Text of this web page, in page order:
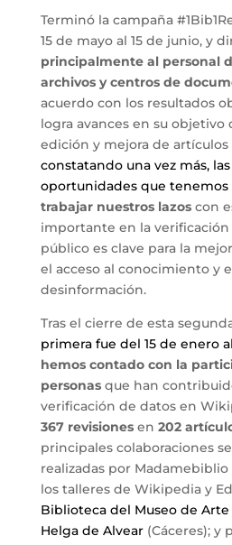
Terminó la campaña
15 de mayo al 15 de junio, y
principalmente al personal
archivos y centros de
acuerdo con los resultados
logra avances en su objetivo
edición y mejora de
constatando una vez más,
oportunidades que tenemos
trabajar nuestros lazos con
importante en la verificación
público es clave para la
el acceso al conocimiento y
desinformación.
Tras el cierre de esta
primera fue del 15 de enero
hemos contado con la
personas que han
verificación de datos en
367 revisionesen 202
principales colaboraciones
realizadas por
los talleres de Wikipedia y
Biblioteca del Museo de
Helga de Alvear(Cáceres); y